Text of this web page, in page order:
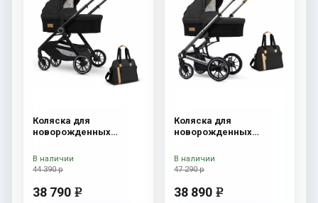
Коляска для
новорожденных
сумка Onyx
44 390 р
38 790 e
В наличии
Коляска для
новорожденных
Onyx
47 290 р
38 890 e
В наличии